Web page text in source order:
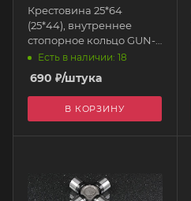
Крестовина 25*64
(25*44), внутреннее
стопорное кольцо GUN-
27 GMB
Есть в наличии: 18
690 ₽/штука
В КОРЗИНУ